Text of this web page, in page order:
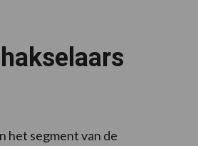
het segment van de